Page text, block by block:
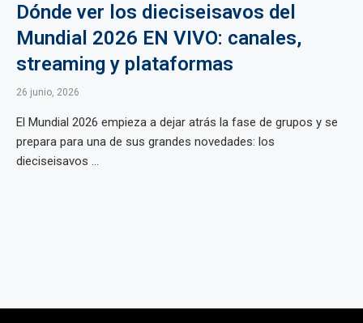
Dónde ver los dieciseisavos del
Mundial 2026 EN VIVO: canales,
streaming y plataformas
26 junio, 2026
El Mundial 2026 empieza a dejar atrás la fase de grupos y se
prepara para una de sus grandes novedades: los
dieciseisavos ...